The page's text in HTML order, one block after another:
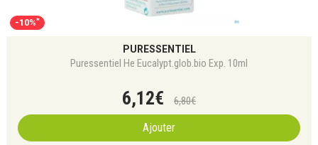
-10%*
PURESSENTIEL
Puressentiel He Eucalypt.glob.bio Exp. 10ml
6,12€ 6,80€
Ajouter